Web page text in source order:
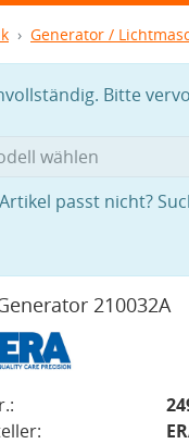
Generator /
Bitte
passt nicht?
210032A